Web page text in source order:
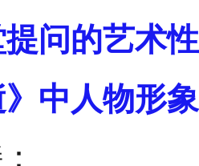
问的艺术
中人物形